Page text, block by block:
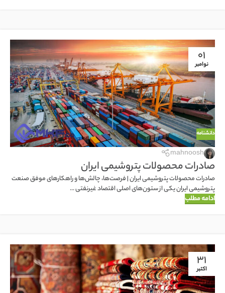
01
نوامبر
دانشنامه
mahnoosh
صادرات محصولات پتروشیمی ایران
صادرات محصولات پتروشیمی ایران | فرصت‌ها، چالش‌ها و راهکارهای موفق صنعت
پتروشیمی ایران یکی از ستون‌های اصلی اقتصاد غیرنفتی ...
ادامه مطلب
31
اکتبر